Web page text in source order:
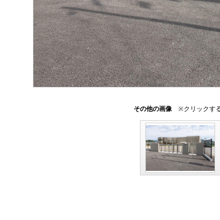
その他の画像※クリックする